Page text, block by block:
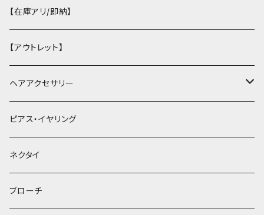
【在庫アリ/即納】
【アウトレット】
ヘアアクセサリー
ヘアクリップ
ヘッドドレス・カチューシャ
ヘアゴム
ピアス・イヤリング
ネクタイ
ブローチ